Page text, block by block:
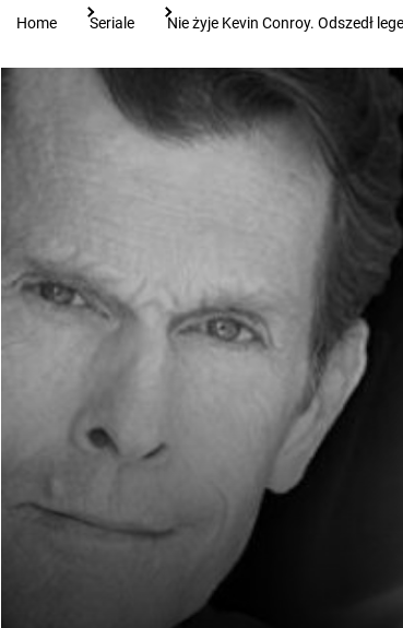
Home Seriale Nie żyje Kevin Conroy. Odszedł